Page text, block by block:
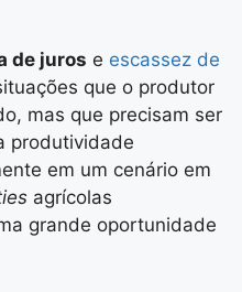
de juros e escassez de
que o produtor
mas que precisam ser
produtividade
em um cenário em
agrícolas
grande oportunidade